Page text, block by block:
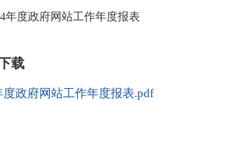
年度政府网站工作年度报表
载
度政府网站工作年度报表.pdf